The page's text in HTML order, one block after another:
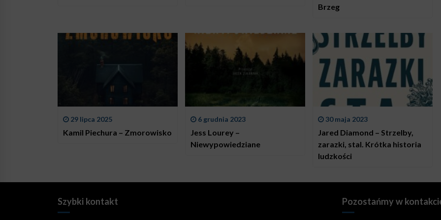
Brzeg
29 lipca 2025
Kamil Piechura – Zmorowisko
6 grudnia 2023
Jess Lourey –
Niewypowiedziane
30 maja 2023
Jared Diamond – Strzelby,
zarazki, stal. Krótka historia
ludzkości
Szybki kontakt Pozostańmy w